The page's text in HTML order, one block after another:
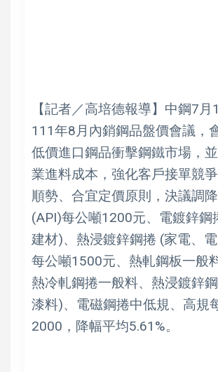
【記者／高培德報導】中鋼7月
111年8月內銷鋼品盤價會議，
低價進口鋼品衝擊鋼鐵市場，
業進料成本，強化客戶接單競
順勢、合宜定價原則，決議調
(API)每公噸1200元、電鍍鋅鋼
建材)、熱浸鍍鋅鋼捲 (家電、
每公噸1500元、熱軋鋼板一般
熱冷軋鋼捲一般料、熱浸鍍鋅
漆料)、電磁鋼捲中低規、高規
2000，降幅平均5.61%。